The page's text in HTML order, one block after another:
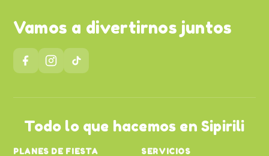
Vamos a divertirnos juntos
Todo lo que hacemos en Sipirili
PLANES DE FIESTA SERVICIOS